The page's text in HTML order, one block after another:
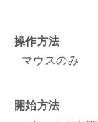
操作方法
マウスのみ
開始方法